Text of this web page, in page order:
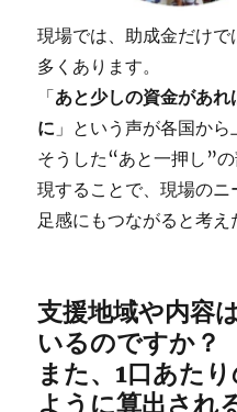
現場では、助成金だけ
多くあります。
「あと少しの資金があ
に 」という声が各国から
そうした“あと一押し”
現することで、現場の
足感にもつながると考え
支援地域や内容
いるのですか？
また、1口あた
ように算出され